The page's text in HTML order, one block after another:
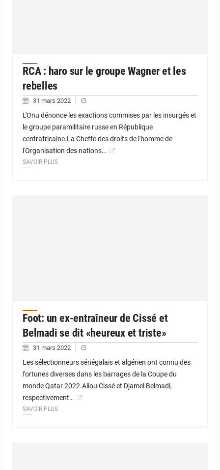
RCA : haro sur le groupe Wagner et les
rebelles
31 mars 2022
L'Onu dénonce les exactions commises par les insurgés et
le groupe paramilitaire russe en République
centrafricaine.La Cheffe des droits de l'homme de
l'Organisation des nations…
SAVOIR PLUS
Foot: un ex-entraîneur de Cissé et
Belmadi se dit «heureux et triste»
31 mars 2022
Les sélectionneurs sénégalais et algérien ont connu des
fortunes diverses dans les barrages de la Coupe du
monde Qatar 2022.Aliou Cissé et Djamel Belmadi,
respectivement…
SAVOIR PLUS